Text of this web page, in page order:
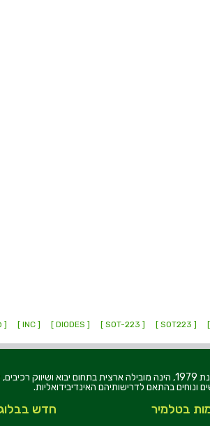
[ SOT223 ]
[ SOT-223 ]
[ DIODES ]
[ INC ]
[
חברת טלמיר אלקטרוניקה בע"מ, הוקמה בשנת 1979, הינה מובילה
ונוחים בהתאם לדרישותיהם האינדיבידואליות.
חדש בבלוג בטלמיר